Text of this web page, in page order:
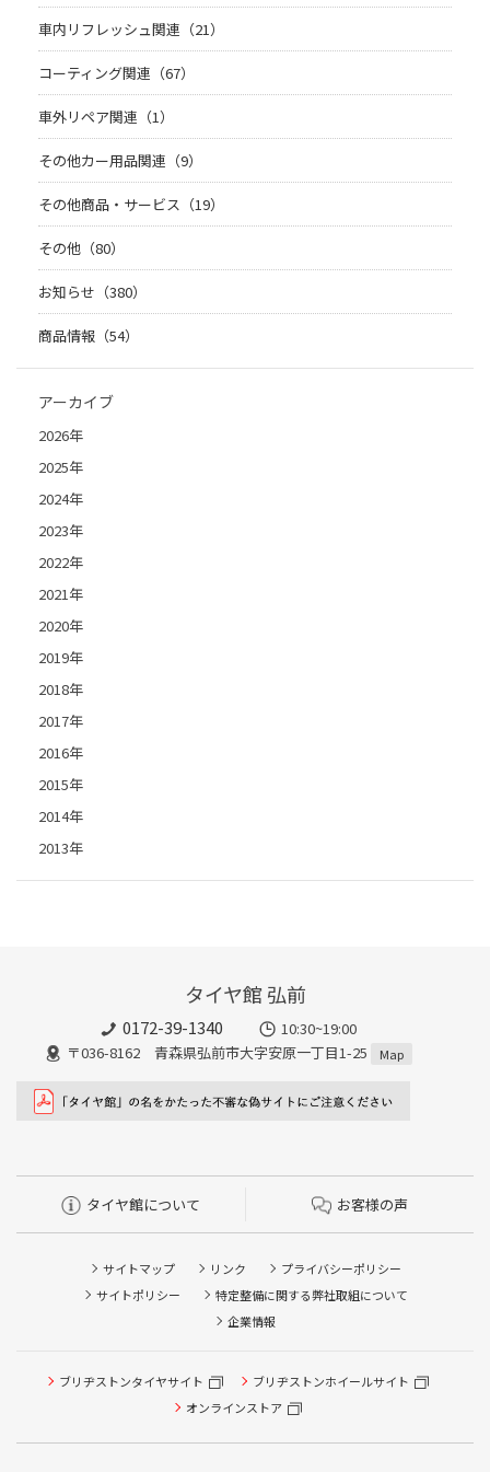
車内リフレッシュ関連（21）
コーティング関連（67）
車外リペア関連（1）
その他カー用品関連（9）
その他商品・サービス（19）
その他（80）
お知らせ（380）
商品情報（54）
アーカイブ
2026年
2025年
2024年
2023年
2022年
2021年
2020年
2019年
2018年
2017年
2016年
2015年
2014年
2013年
タイヤ館 弘前
0172-39-1340
10:30~19:00
〒036-8162 青森県弘前市大字安原一丁目1-25
Map
タイヤ館について お客様の声
サイトマップ リンク
プライバシーポリシー
サイトポリシー
特定整備に関する弊社取組について
企業情報
ブリヂストンタイヤサイト
ブリヂストンホイールサイト
オンラインストア
タイヤ点検・安全点検/タイヤ履き替え/オイル交換/その他
ピット作業の予約